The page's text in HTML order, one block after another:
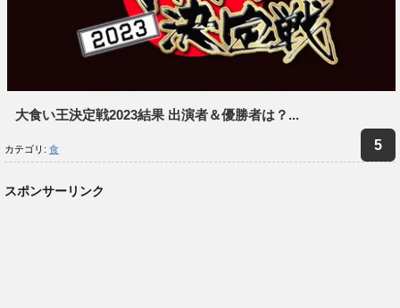
大食い王決定戦2023結果 出演者＆優勝者は？...
カテゴリ: 食
スポンサーリンク